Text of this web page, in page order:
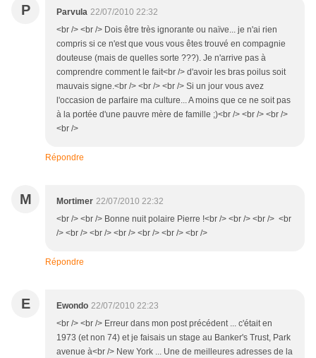
P Parvula 22/07/2010 22:32
<br /> <br /> Dois être très ignorante ou naïve... je n'ai rien
compris si ce n'est que vous vous êtes trouvé en compagnie
douteuse (mais de quelles sorte ???). Je n'arrive pas à
comprendre comment le fait<br /> d'avoir les bras poilus soit
mauvais signe.<br /> <br /> <br /> Si un jour vous avez
l'occasion de parfaire ma culture... A moins que ce ne soit pas
à la portée d'une pauvre mère de famille ;)<br /> <br /> <br />
<br />
Répondre
M Mortimer 22/07/2010 22:32
<br /> <br /> Bonne nuit polaire Pierre !<br /> <br /> <br /> <br
/> <br /> <br /> <br /> <br /> <br /> <br />
Répondre
E Ewondo 22/07/2010 22:23
<br /> <br /> Erreur dans mon post précédent ... c'était en
1973 (et non 74) et je faisais un stage au Banker's Trust, Park
avenue à<br /> New York ... Une de meilleures adresses de la